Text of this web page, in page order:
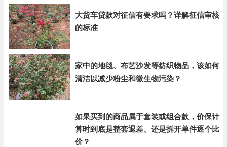
大货车贷款对征信有要求吗？详解征信审核
的标准
家中的地毯、布艺沙发等纺织物品，该如何
清洁以减少粉尘和微生物污染？
如果买到的商品属于套装或组合款，价保计
算时到底是整套退差、还是拆开单件逐个比
价？